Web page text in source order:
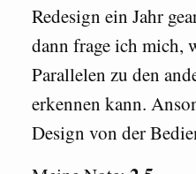
Redesign ein Jahr
dann frage ich mich,
Parallelen zu den
erkennen kann.
Design von der